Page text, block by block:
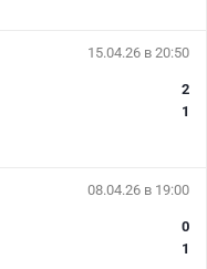
15.04.26 в 20:50
2
1
08.04.26 в 19:00
0
1